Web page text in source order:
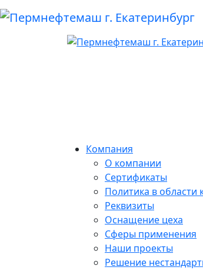
Компания
О компании
Сертификаты
Политика в области
Реквизиты
Оснащение цеха
Сферы применения
Наши проекты
Решение